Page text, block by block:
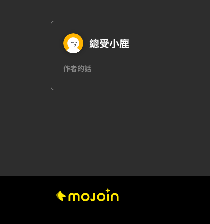
總受小鹿
作者的話